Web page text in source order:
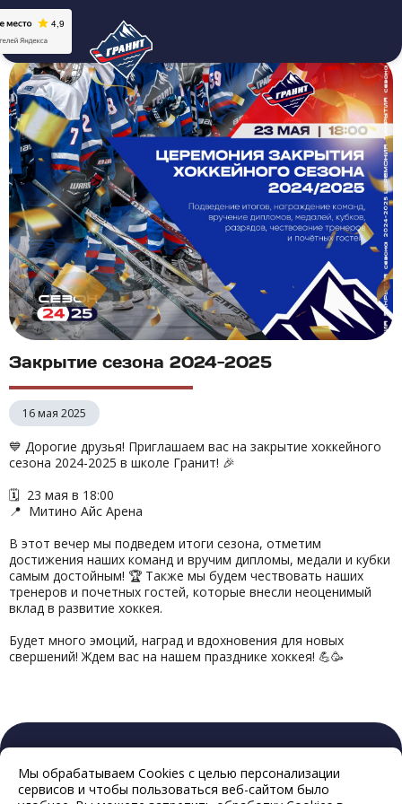
Закрытие сезона 2024-2025
16 мая 2025
💙 Дорогие друзья! Приглашаем вас на закрытие хоккейного
сезона 2024-2025 в школе Гранит! 🎉
🗓 23 мая в 18:00
📍 Митино Айс Арена
В этот вечер мы подведем итоги сезона, отметим
достижения наших команд и вручим дипломы, медали и кубки
самым достойным! 🏆 Также мы будем чествовать наших
тренеров и почетных гостей, которые внесли неоценимый
вклад в развитие хоккея.
Будет много эмоций, наград и вдохновения для новых
свершений! Ждем вас на нашем празднике хоккея! 💪🥳
Мы обрабатываем Cookies с целью персонализации
сервисов и чтобы пользоваться веб-сайтом было